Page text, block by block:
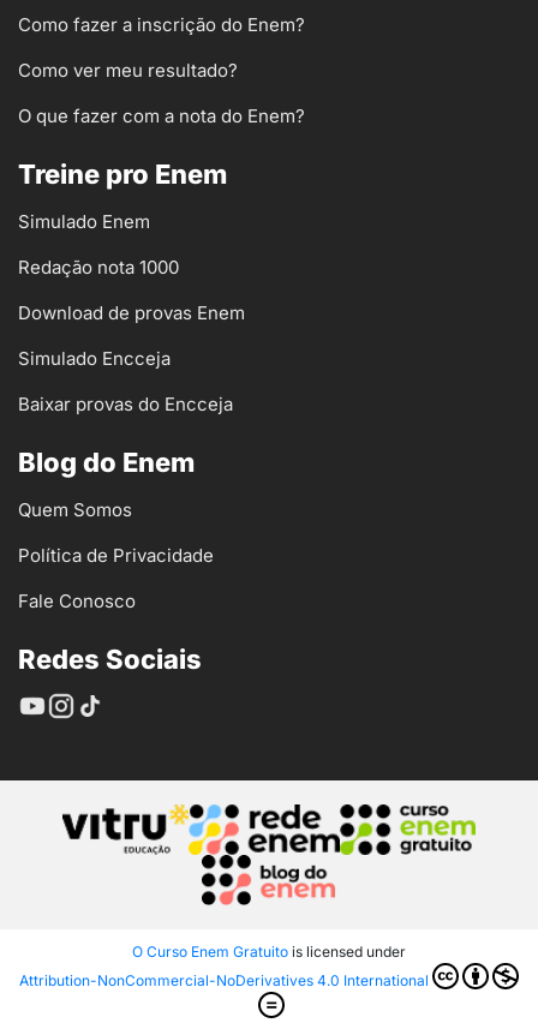
Como fazer a inscrição do Enem?
Como ver meu resultado?
O que fazer com a nota do Enem?
Treine pro Enem
Simulado Enem
Redação nota 1000
Download de provas Enem
Simulado Encceja
Baixar provas do Encceja
Blog do Enem
Quem Somos
Política de Privacidade
Fale Conosco
Redes Sociais
O Curso Enem Gratuito is licensed under
Attribution-NonCommercial-NoDerivatives 4.0 International